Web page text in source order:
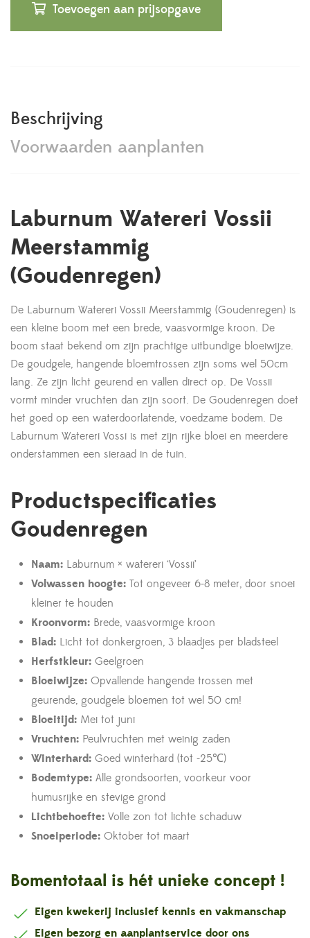
Toevoegen aan prijsopgave
Beschrijving
Voorwaarden aanplanten
Laburnum Watereri Vossii
Meerstammig
(Goudenregen)
De Laburnum Watereri Vossii Meerstammig (Goudenregen) is
een kleine boom met een brede, vaasvormige kroon. De
boom staat bekend om zijn prachtige uitbundige bloeiwijze.
De goudgele, hangende bloemtrossen zijn soms wel 50cm
lang. Ze zijn licht geurend en vallen direct op. De Vossii
vormt minder vruchten dan zijn soort. De Goudenregen doet
het goed op een waterdoorlatende, voedzame bodem. De
Laburnum Watereri Vossi is met zijn rijke bloei en meerdere
onderstammen een sieraad in de tuin.
Productspecificaties
Goudenregen
Naam: Laburnum × watereri ‘Vossii’
Volwassen hoogte: Tot ongeveer 6-8 meter, door snoei
kleiner te houden
Kroonvorm: Brede, vaasvormige kroon
Blad: Licht tot donkergroen, 3 blaadjes per bladsteel
Herfstkleur: Geelgroen
Bloeiwijze: Opvallende hangende trossen met
geurende, goudgele bloemen tot wel 50 cm!
Bloeitijd: Mei tot juni
Vruchten: Peulvruchten met weinig zaden
Winterhard: Goed winterhard (tot -25℃)
Bodemtype: Alle grondsoorten, voorkeur voor
humusrijke en stevige grond
Lichtbehoefte: Volle zon tot lichte schaduw
Snoeiperiode: Oktober tot maart
Bomentotaal is hét unieke concept !
Eigen kwekerij inclusief kennis en vakmanschap
Eigen bezorg en aanplantservice door ons